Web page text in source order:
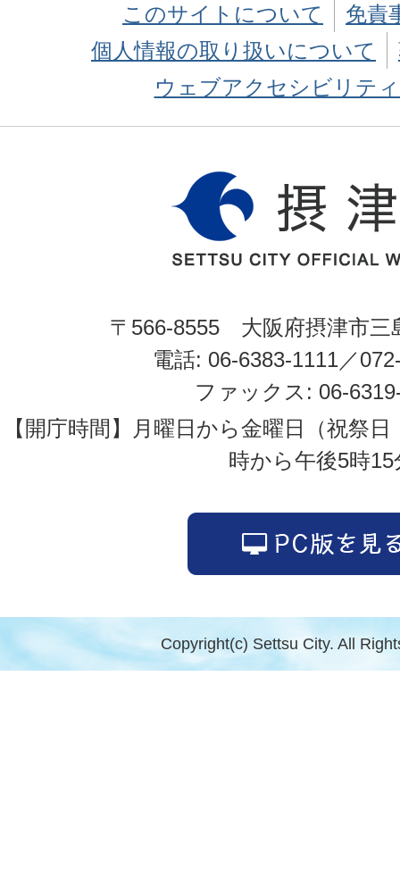
このサイトについて
免責
個人情報の取り扱いについて
ウェブアクセシビリテ
〒566-8555 大阪府摂津市三
電話: 06-6383-1111／
ファックス: 06-
【開庁時間】月曜日から金曜日（祝祭
時から午後5時15
Copyright(c) Settsu City. All